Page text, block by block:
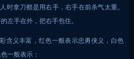
时拿刀都是用右手，右手在前杀气太重。
左手在外，把右手包住。
含义丰富，红色一般表示忠勇侠义，白色
一般表示：